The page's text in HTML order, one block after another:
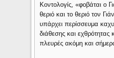
Κοντολογίς, «φοβάται ο
θεριό και το θεριό τον
υπάρχει περίσσευμα
διάθεσης και εχθρότητας
πλευρές ακόμη και